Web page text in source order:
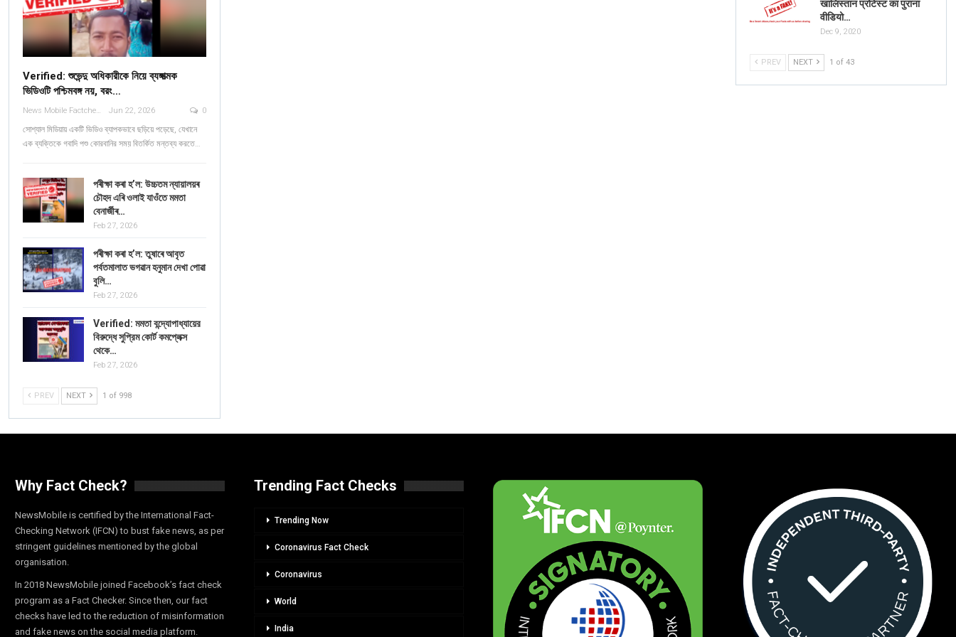
खालिस्तान प्रोटेस्ट का पुराना
वीडियो…
Dec 9, 2020
PREV NEXT 1 of 43
Verified: শুভেন্দু অধিকারীকে নিয়ে ব্যঙ্গাত্মক
ভিডিওটি পশ্চিমবঙ্গ নয়, বরং…
News Mobile Factcheck Bureau Jun 22, 2026 0
সোশ্যাল মিডিয়ায় একটি ভিডিও ব্যাপকভাবে ছড়িয়ে পড়েছে, যেখানে
এক ব্যক্তিকে গবাদি পশু কোরবানির সময় বিতর্কিত মন্তব্য করতে…
পৰীক্ষা কৰা হ’ল: উচ্চতম ন্যায়ালয়ৰ
চৌহদ এৰি ওলাই যাওঁতে মমতা
বেনাৰ্জীৰ…
Feb 27, 2026
পৰীক্ষা কৰা হ’ল: তুষাৰে আবৃত
পৰ্বতমালাত ভগৱান হনুমান দেখা পোৱা
বুলি…
Feb 27, 2026
Verified: মমতা বন্দ্যোপাধ্যায়ের
বিরুদ্ধে সুপ্রিম কোর্ট কমপ্লেক্স
থেকে…
Feb 27, 2026
PREV NEXT 1 of 998
Why Fact Check?
NewsMobile is certified by the International Fact-
Checking Network (IFCN) to bust fake news, as per
stringent guidelines mentioned by the global
organisation.
In 2018 NewsMobile joined Facebook’s fact check
program as a Fact Checker. Since then, our fact
checks have led to the reduction of misinformation
and fake news on the social media platform.
Trending Fact Checks
Trending Now
Coronavirus Fact Check
Coronavirus
World
India